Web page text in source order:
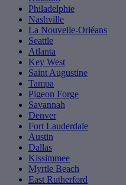
Philadelphie
Nashville
La Nouvelle-Orléans
Seattle
Atlanta
Key West
Saint Augustine
Tampa
Pigeon Forge
Savannah
Denver
Fort Lauderdale
Austin
Dallas
Kissimmee
Myrtle Beach
East Rutherford